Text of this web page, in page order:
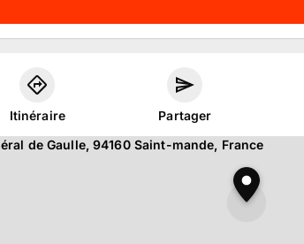
Itinéraire Partager